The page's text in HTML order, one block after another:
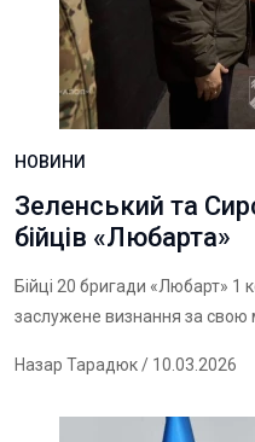
НОВИНИ
Зеленський та
бійців «Любарта»
Бійці 20 бригади «Любарт» 1
заслужене визнання за свою
Назар Тарадюк/ 10.03.2026